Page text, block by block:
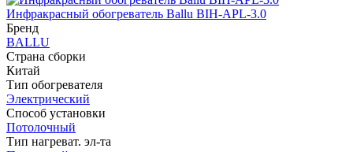
Инфракрасный обогреватель Ballu BIH-APL-3.0
Бренд
BALLU
Страна сборки
Китай
Тип обогревателя
Электрический
Способ установки
Потолочный
Тип нагреват. эл-та